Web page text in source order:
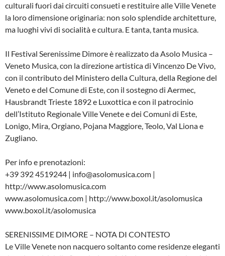
culturali fuori dai circuiti consueti e restituire alle Ville Venete
la loro dimensione originaria: non solo splendide architetture,
ma luoghi vivi di socialità e cultura. E tanta, tanta musica.
Il Festival Serenissime Dimore è realizzato da Asolo Musica –
Veneto Musica, con la direzione artistica di Vincenzo De Vivo,
con il contributo del Ministero della Cultura, della Regione del
Veneto e del Comune di Este, con il sostegno di Aermec,
Hausbrandt Trieste 1892 e Luxottica e con il patrocinio
dell’Istituto Regionale Ville Venete e dei Comuni di Este,
Lonigo, Mira, Orgiano, Pojana Maggiore, Teolo, Val Liona e
Zugliano.
Per info e prenotazioni:
+39 392 4519244 | info@asolomusica.com |
http://www.asolomusica.com
www.asolomusica.com | http://www.boxol.it/asolomusica
www.boxol.it/asolomusica
SERENISSIME DIMORE – NOTA DI CONTESTO
Le Ville Venete non nacquero soltanto come residenze eleganti